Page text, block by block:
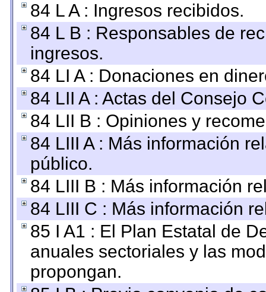
84 L A : Ingresos recibidos.
84 L B : Responsables de
ingresos.
84 LI A : Donaciones en
84 LII A : Actas del Consejo
84 LII B : Opiniones y
84 LIII A : Más información
público.
84 LIII B : Más información
84 LIII C : Más información
85 I A1 : El Plan Estatal de
anuales sectoriales y las
propongan.